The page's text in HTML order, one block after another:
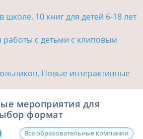
мероприятия для
формат
Все образовательные компании
школе. 10 книг для детей 6-18 лет
с детьми с клиповым
Новые интерактивные